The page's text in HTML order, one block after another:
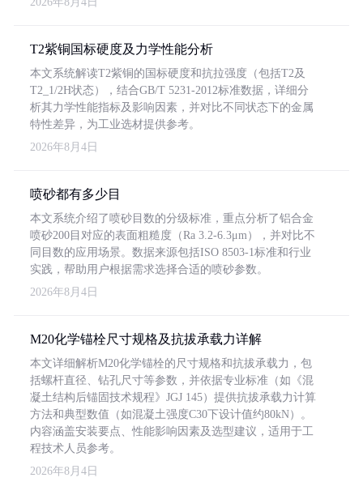
T2紫铜国标硬度及力学性能分析
本文系统解读T2紫铜的国标硬度和抗拉强度（包括T2及
T2_1/2H状态），结合GB/T 5231-2012标准数据，详细分
析其力学性能指标及影响因素，并对比不同状态下的金属
特性差异，为工业选材提供参考。
2026年8月4日
喷砂都有多少目
本文系统介绍了喷砂目数的分级标准，重点分析了铝合金
喷砂200目对应的表面粗糙度（Ra 3.2-6.3μm），并对比不
同目数的应用场景。数据来源包括ISO 8503-1标准和行业
实践，帮助用户根据需求选择合适的喷砂参数。
2026年8月4日
M20化学锚栓尺寸规格及抗拔承载力详解
本文详细解析M20化学锚栓的尺寸规格和抗拔承载力，包
括螺杆直径、钻孔尺寸等参数，并依据专业标准（如《混
凝土结构后锚固技术规程》JGJ 145）提供抗拔承载力计算
方法和典型数值（如混凝土强度C30下设计值约80kN）。
内容涵盖安装要点、性能影响因素及选型建议，适用于工
程技术人员参考。
2026年8月4日